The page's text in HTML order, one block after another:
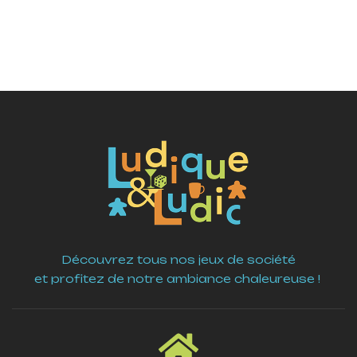
Découvrez tous nos jeux de société
et profitez de notre ambiance chaleureuse !